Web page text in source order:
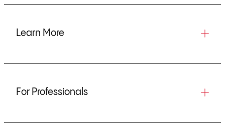
Learn More
For Professionals